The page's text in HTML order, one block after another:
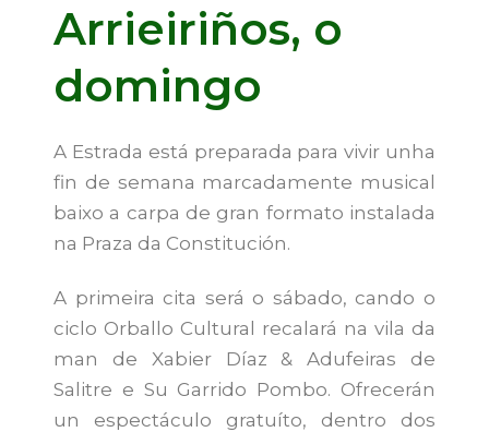
Arrieiriños, o
domingo
A Estrada está preparada para vivir unha
fin de semana marcadamente musical
baixo a carpa de gran formato instalada
na Praza da Constitución.
A primeira cita será o sábado, cando o
ciclo Orballo Cultural recalará na vila da
man de Xabier Díaz & Adufeiras de
Salitre e Su Garrido Pombo. Ofrecerán
un espectáculo gratuíto, dentro dos